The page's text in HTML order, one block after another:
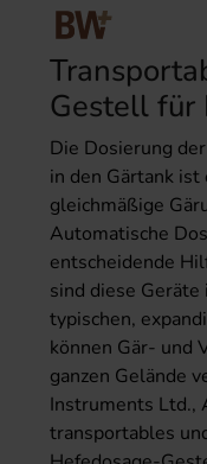
Gestell für
Die Dosierung
in den Gärtank
gleichmäßige
Automatische
entscheidende
sind diese
typischen,
können Gär- und
ganzen Gelände
Instruments Ltd.,
transportables